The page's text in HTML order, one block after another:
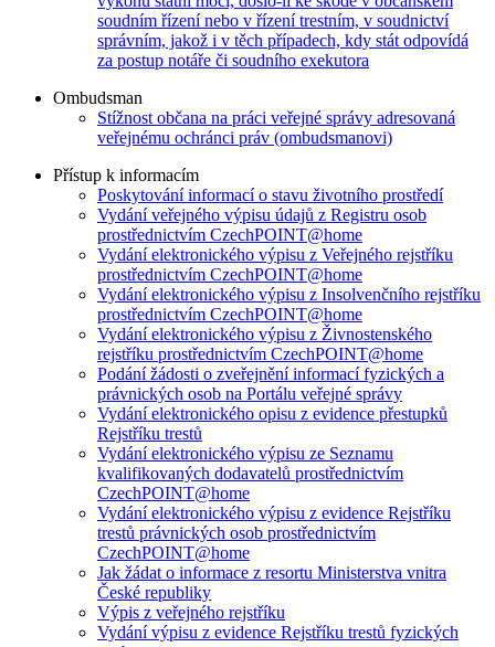
soudním řízení nebo v řízení trestním, v soudnictví
správním, jakož i v těch případech, kdy stát odpovídá
za postup notáře či soudního exekutora
Ombudsman
Stížnost občana na práci veřejné správy adresovaná
veřejnému ochránci práv (ombudsmanovi)
Přístup k informacím
Poskytování informací o stavu životního prostředí
Vydání veřejného výpisu údajů z Registru osob
prostřednictvím CzechPOINT@home
Vydání elektronického výpisu z Veřejného rejstříku
prostřednictvím CzechPOINT@home
Vydání elektronického výpisu z Insolvenčního rejstříku
prostřednictvím CzechPOINT@home
Vydání elektronického výpisu z Živnostenského
rejstříku prostřednictvím CzechPOINT@home
Podání žádosti o zveřejnění informací fyzických a
právnických osob na Portálu veřejné správy
Vydání elektronického opisu z evidence přestupků
Rejstříku trestů
Vydání elektronického výpisu ze Seznamu
kvalifikovaných dodavatelů prostřednictvím
CzechPOINT@home
Vydání elektronického výpisu z evidence Rejstříku
trestů právnických osob prostřednictvím
CzechPOINT@home
Jak žádat o informace z resortu Ministerstva vnitra
České republiky
Výpis z veřejného rejstříku
Vydání výpisu z evidence Rejstříku trestů fyzických